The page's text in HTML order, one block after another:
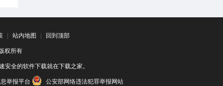
| 站内地图 | 回到顶部
权所有
全的软件下载就在下载之家。
举报平台 公安部网络违法犯罪举报网站